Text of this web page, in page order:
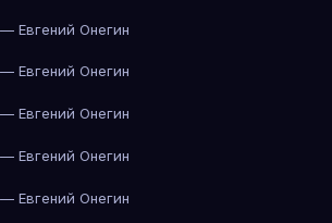
Евгений Онегин
Евгений Онегин
Евгений Онегин
Евгений Онегин
Евгений Онегин